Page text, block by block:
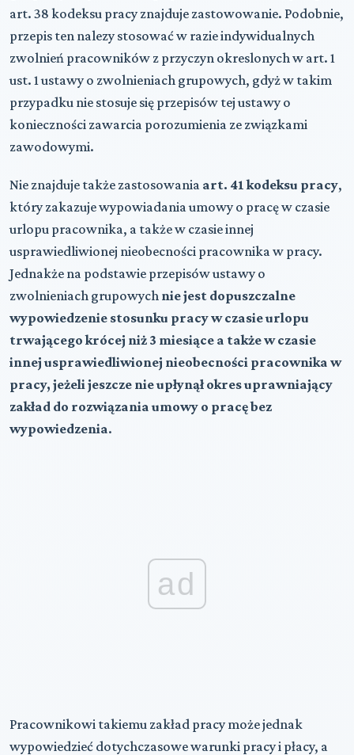
art. 38 kodeksu pracy znajduje zastowowanie. Podobnie,
przepis ten nalezy stosować w razie indywidualnych
zwolnień pracowników z przyczyn okreslonych w art. 1
ust. 1 ustawy o zwolnieniach grupowych, gdyż w takim
przypadku nie stosuje się przepisów tej ustawy o
konieczności zawarcia porozumienia ze związkami
zawodowymi.
Nie znajduje także zastosowania art. 41 kodeksu pracy,
który zakazuje wypowiadania umowy o pracę w czasie
urlopu pracownika, a także w czasie innej
usprawiedliwionej nieobecności pracownika w pracy.
Jednakże na podstawie przepisów ustawy o
zwolnieniach grupowych nie jest dopuszczalne
wypowiedzenie stosunku pracy w czasie urlopu
trwającego krócej niż 3 miesiące a także w czasie
innej usprawiedliwionej nieobecności pracownika w
pracy, jeżeli jeszcze nie upłynął okres uprawniający
zakład do rozwiązania umowy o pracę bez
wypowiedzenia.
ad
Pracownikowi takiemu zakład pracy może jednak
wypowiedzieć dotychczasowe warunki pracy i płacy, a